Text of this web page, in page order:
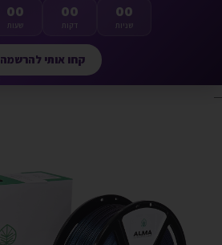
00
שעות
00
דקות
00
שניות
קחו אותי להרשמה